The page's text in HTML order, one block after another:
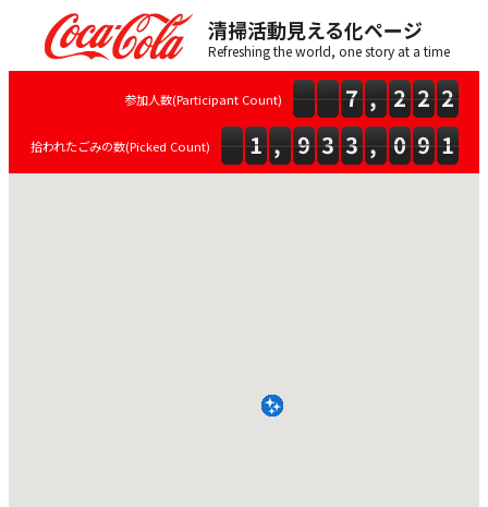
清掃活動見える化ページ
Refreshing the world, one story at a time
参加人数(Participant Count)
拾われたごみの数(Picked Count)